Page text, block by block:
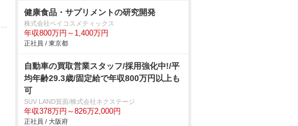
健康食品・サプリメントの研究開発
株式会社ベイコスメティックス
年収800万円～1,400万円
正社員 / 東京都
自動車の買取営業スタッフ/採用強化中!/平
均年齢29.3歳/固定給で年収800万円以上も
可
SUV LAND箕面/株式会社ネクステージ
年収378万円～826万2,000円
正社員 / 大阪府